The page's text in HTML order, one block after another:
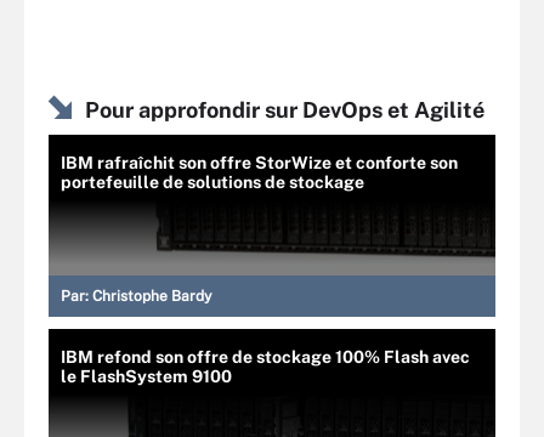
Pour approfondir sur DevOps et Agilité
IBM rafraîchit son offre StorWize et conforte son
portefeuille de solutions de stockage
Par: Christophe Bardy
IBM refond son offre de stockage 100% Flash avec
le FlashSystem 9100